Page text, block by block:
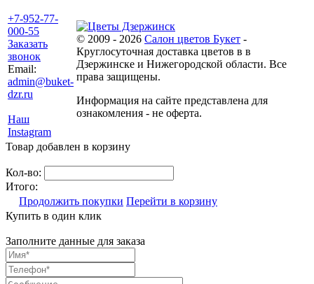
+7-952-77-
000-55
Заказать
звонок
Email:
admin@buket-
dzr.ru
Наш
Instagram
© 2009 - 2026 Салон цветов Букет -
Круглосуточная доставка цветов в в
Дзержинске и Нижегородской области. Все
права защищены.
Информация на сайте представлена для
ознакомления - не оферта.
Товар добавлен в корзину
Кол-во:
Итого:
Продолжить покупки Перейти в корзину
Купить в один клик
Заполните данные для заказа